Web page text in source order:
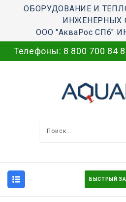
ОБОРУДОВАНИЕ И
ИНЖЕНЕРНЫХ
ООО "АкваРос СПб"
Телефоны: 8 800 700 84
БЫСТРЫЙ